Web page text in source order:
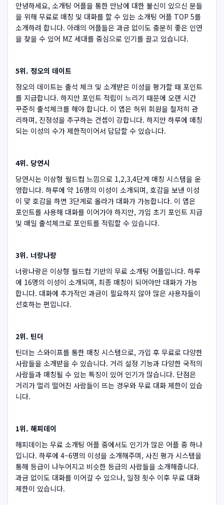
안녕하세요, 소개팅 어플을 통한 만남에 대한 불신이 있으신 분들
을 위해 무료로 매칭 및 대화를 할 수 있는 소개팅 어플 TOP 5를
소개하려 합니다. 아래의 어플들은 과금 없이도 충분히 좋은 인연
을 찾을 수 있어 MZ 세대를 중심으로 인기를 끌고 있습니다.
5위. 정오의 데이트
정오의 데이트는 출석 체크 및 소개받은 이성을 평가할 때 포인트
를 지급합니다. 하지만 포인트 적립이 느리기 때문에 오랜 시간
꾸준히 출석체크를 해야 합니다. 이 앱은 허위 회원을 철저히 관
리하며, 진정성을 추구하는 컨셉이 강합니다. 하지만 하루에 매칭
되는 이성의 수가 제한적이어서 답답할 수 있습니다.
4위. 당연시
당연시는 이상형 월드컵 느낌으로 1,2,3,4단계 매칭 시스템을 운
영합니다. 하루에 약 16명의 이성이 소개되며, 호감을 보낸 이성
이 맞 호감을 하면 3단계로 올라가 대화가 가능합니다. 이 앱은
포인트를 사용해 대화를 이어가야 하지만, 가입 초기 포인트 지급
및 매일 출석체크로 포인트를 적립할 수 있습니다.
3위. 너랑나랑
너랑나랑은 이상형 월드컵 기반의 무료 소개팅 어플입니다. 하루
에 16명의 이성이 소개되며, 최종 매칭이 되어야만 대화가 가능
합니다. 대화에 추가적인 과금이 필요하지 않아 많은 사용자들이
선호하는 편입니다.
2위. 틴더
틴더는 스와이프를 통한 매칭 시스템으로, 가입 후 무료로 다양한
사람들을 소개받을 수 있습니다. 거리 설정 기능과 다양한 국적의
사람들과 매칭될 수 있는 특징이 있어 인기가 많습니다. 단점은
거리가 멀리 떨어진 사람들이 뜨는 경우와 무료 대화 제한이 있습
니다.
1위. 해피데이
해피데이는 무료 소개팅 어플 중에서도 인기가 많은 어플 중 하나
입니다. 하루에 4~6명의 이성을 소개해주며, 사진 평가 시스템을
통해 등급이 나누어지고 비슷한 등급의 사람들을 소개해줍니다.
과금 없이도 대화를 이어갈 수 있으나, 일정 횟수 이후 무료 대화
제한이 있습니다.